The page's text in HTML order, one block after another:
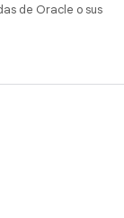
de Oracle o sus